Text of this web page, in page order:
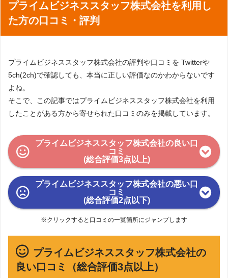
プライムビジネススタッフ株式会社を利用し
た方の口コミ・評判
プライムビジネススタッフ株式会社の評判や口コミを Twitterや
5ch(2ch)で確認しても、本当に正しい評価なのかわからないです
よね。
そこで、この記事ではプライムビジネススタッフ株式会社を利用
したことがある方から寄せられた口コミのみを掲載しています。
プライムビジネススタッフ株式会社の良い口
コミ
(総合評価3点以上)
プライムビジネススタッフ株式会社の悪い口
コミ
(総合評価2点以下)
※クリックすると口コミの一覧箇所にジャンプします
プライムビジネススタッフ株式会社の
良い口コミ（総合評価3点以上）